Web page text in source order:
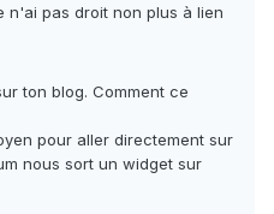
n'ai pas droit non plus à lien
ton blog. Comment ce
pour aller directement sur
nous sort un widget sur